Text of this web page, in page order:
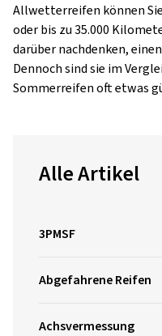
Allwetterreifen können
oder bis zu 35.000
darüber nachdenken,
Dennoch sind sie im
Sommerreifen oft etwas
Alle Artikel
3PMSF
Abgefahrene Reifen
Achsvermessung